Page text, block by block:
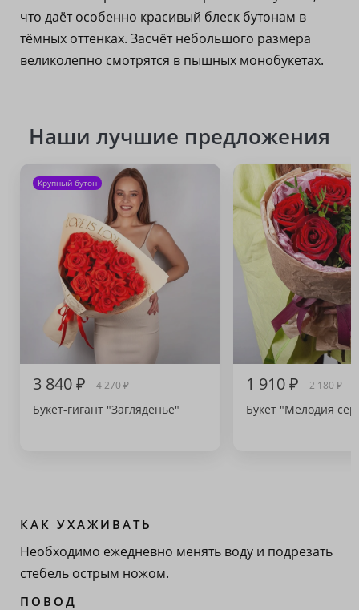
что даёт особенно красивый блеск бутонам в
тёмных оттенках. Засчёт небольшого размера
великолепно смотрятся в пышных монобукетах.
Наши лучшие предложения
Крупный бутон
3 840 ₽ 4 270 ₽
Букет-гигант "Загляденье"
1 910 ₽ 2 180 ₽
Букет "Мелодия
КАК УХАЖИВАТЬ
Необходимо ежедневно менять воду и подрезать
стебель острым ножом.
ПОВОД